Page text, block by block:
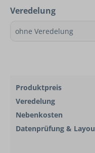
Veredelung
Produktpreis
Veredelung
Nebenkosten
Datenprüfung &